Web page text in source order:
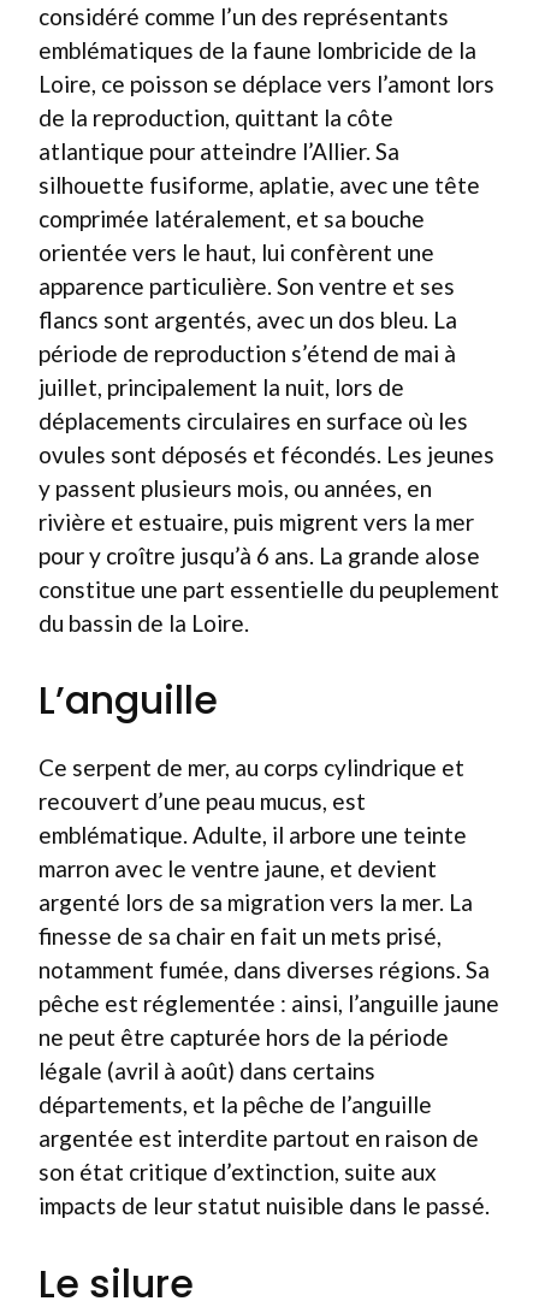
considéré comme l’un des représentants
emblématiques de la faune lombricide de la
Loire, ce poisson se déplace vers l’amont lors
de la reproduction, quittant la côte
atlantique pour atteindre l’Allier. Sa
silhouette fusiforme, aplatie, avec une tête
comprimée latéralement, et sa bouche
orientée vers le haut, lui confèrent une
apparence particulière. Son ventre et ses
flancs sont argentés, avec un dos bleu. La
période de reproduction s’étend de mai à
juillet, principalement la nuit, lors de
déplacements circulaires en surface où les
ovules sont déposés et fécondés. Les jeunes
y passent plusieurs mois, ou années, en
rivière et estuaire, puis migrent vers la mer
pour y croître jusqu’à 6 ans. La grande alose
constitue une part essentielle du peuplement
du bassin de la Loire.
L’anguille
Ce serpent de mer, au corps cylindrique et
recouvert d’une peau mucus, est
emblématique. Adulte, il arbore une teinte
marron avec le ventre jaune, et devient
argenté lors de sa migration vers la mer. La
finesse de sa chair en fait un mets prisé,
notamment fumée, dans diverses régions. Sa
pêche est réglementée : ainsi, l’anguille jaune
ne peut être capturée hors de la période
légale (avril à août) dans certains
départements, et la pêche de l’anguille
argentée est interdite partout en raison de
son état critique d’extinction, suite aux
impacts de leur statut nuisible dans le passé.
Le silure